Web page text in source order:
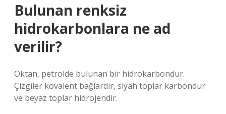
Bulunan renksiz
hidrokarbonlara ne ad
verilir?
Oktan, petrolde bulunan bir hidrokarbondur.
Çizgiler kovalent bağlardır, siyah toplar karbondur
ve beyaz toplar hidrojendir.